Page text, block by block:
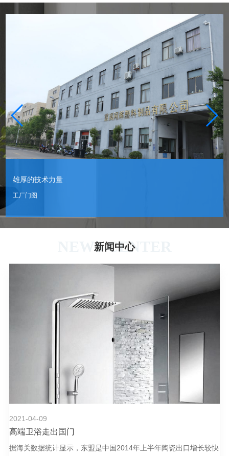
雄厚的技术力量
工厂门图
新闻中心
NEWS CENTER
2021-04-09
高端卫浴走出国门
据海关数据统计显示，东盟是中国2014年上半年陶瓷出口增长较快